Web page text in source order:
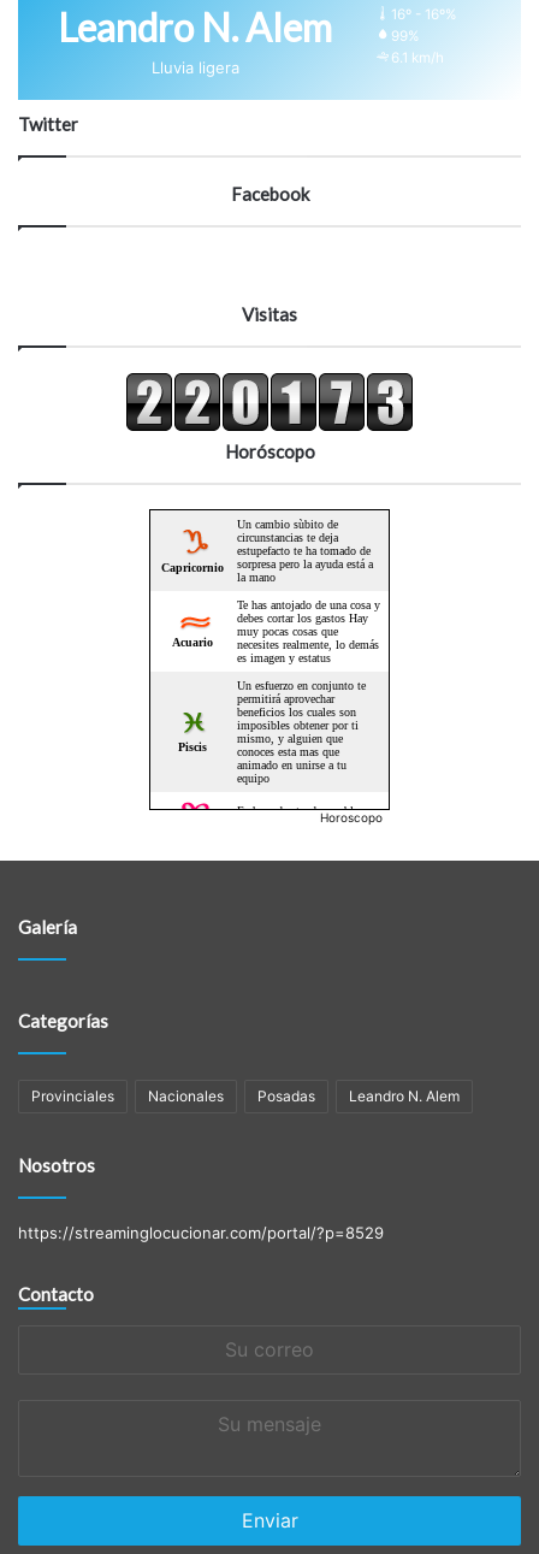
Leandro N. Alem
Lluvia ligera
16º - 16º%
99%
6.1 km/h
Twitter
Facebook
Visitas
Horóscopo
Horoscopo
Galería
Categorías
Provinciales Nacionales Posadas Leandro N. Alem
Nosotros
https://streaminglocucionar.com/portal/?p=8529
Contacto